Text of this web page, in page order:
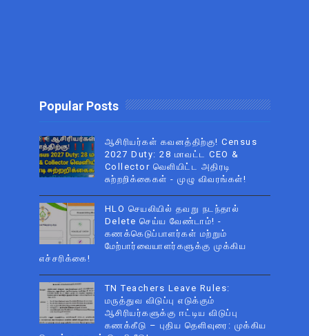
Popular Posts
ஆசிரியர்கள் கவனத்திற்கு! Census
2027 Duty: 28 மாவட்ட CEO &
Collector வெளியிட்ட அதிரடி
சுற்றறிக்கைகள் - முழு விவரங்கள்!
HLO செயலியில் தவறு நடந்தால்
Delete செய்ய வேண்டாம்! -
கணக்கெடுப்பாளர்கள் மற்றும்
மேற்பார்வையாளர்களுக்கு முக்கிய
எச்சரிக்கை!
TN Teachers Leave Rules:
மருத்துவ விடுப்பு எடுக்கும்
ஆசிரியர்களுக்கு ஈட்டிய விடுப்பு
கணக்கீடு – புதிய தெளிவுரை: முக்கிய